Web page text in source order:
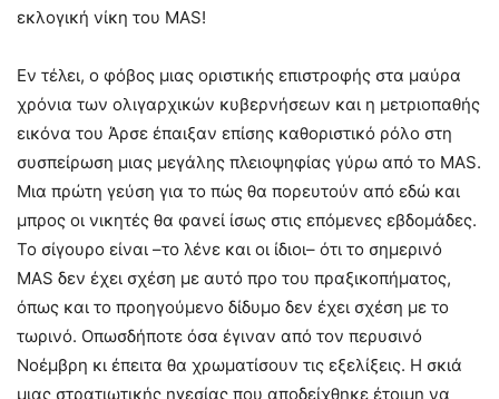
εκλογική νίκη του MAS!
Εν τέλει, ο φόβος μιας οριστικής επιστροφής στα μαύρα
χρόνια των ολιγαρχικών κυβερνήσεων και η μετριοπαθής
εικόνα του Άρσε έπαιξαν επίσης καθοριστικό ρόλο στη
συσπείρωση μιας μεγάλης πλειοψηφίας γύρω από το MAS.
Μια πρώτη γεύση για το πώς θα πορευτούν από εδώ και
μπρος οι νικητές θα φανεί ίσως στις επόμενες εβδομάδες.
Το σίγουρο είναι –το λένε και οι ίδιοι– ότι το σημερινό
MAS δεν έχει σχέση με αυτό προ του πραξικοπήματος,
όπως και το προηγούμενο δίδυμο δεν έχει σχέση με το
τωρινό. Οπωσδήποτε όσα έγιναν από τον περυσινό
Νοέμβρη κι έπειτα θα χρωματίσουν τις εξελίξεις. Η σκιά
μιας στρατιωτικής ηγεσίας που αποδείχθηκε έτοιμη να